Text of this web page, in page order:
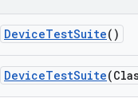
DeviceTestSuite()
DeviceTestSuite